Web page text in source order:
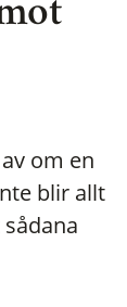
om en
blir allt